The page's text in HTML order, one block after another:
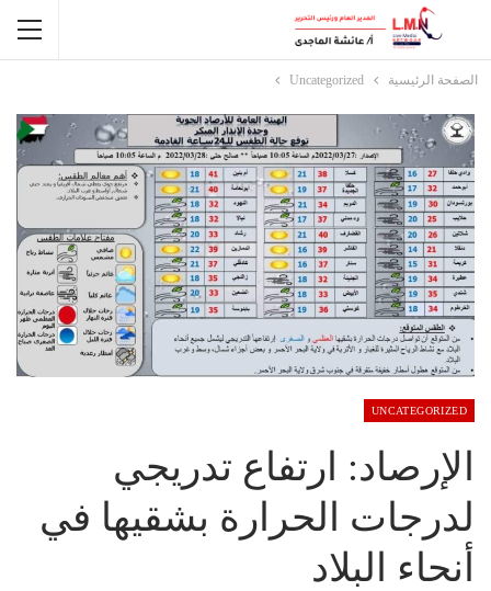
الصفحة الرئيسية Uncategorized
UNCATEGORIZED
الإرصاد: ارتفاع تدريجي
لدرجات الحرارة بشقيها في
أنحاء البلاد